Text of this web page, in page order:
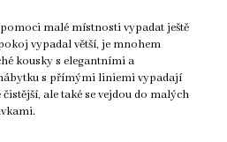
malé místnosti vypadat ještě
vypadal větší, je mnohem
kousky s elegantními a
s přímými liniemi vypadají
ale také se vejdou do malých